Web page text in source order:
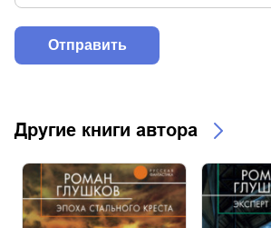
Другие книги автора